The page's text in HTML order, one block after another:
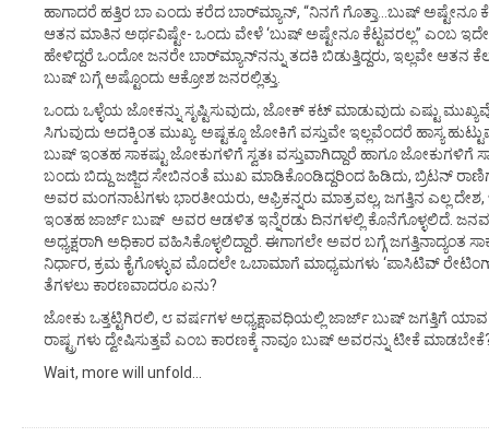
ಹಾಗಾದರೆ ಹತ್ತಿರ ಬಾ ಎಂದು ಕರೆದ ಬಾರ್‌ಮ್ಯಾನ್, “ನಿನಗೆ ಗೊತ್ತಾ…ಬುಷ್ ಅಷ್ಟೇನೂ
ಆತನ ಮಾತಿನ ಅರ್ಥವಿಷ್ಟೇ- ಒಂದು ವೇಳೆ ‘ಬುಷ್ ಅಷ್ಟೇನೂ ಕೆಟ್ಟವರಲ್ಲ” ಎಂಬ
ಹೇಳಿದ್ದರೆ ಒಂದೋ ಜನರೇ ಬಾರ್‌ಮ್ಯಾನ್‌ನನ್ನು ತದಕಿ ಬಿಡುತ್ತಿದ್ದರು, ಇಲ್ಲವೇ ಆತನ
ಬುಷ್ ಬಗ್ಗೆ ಅಷ್ಟೊಂದು ಆಕ್ರೋಶ ಜನರಲ್ಲಿತ್ತು.
ಒಂದು ಒಳ್ಳೆಯ ಜೋಕನ್ನು ಸೃಷ್ಟಿಸುವುದು, ಜೋಕ್ ಕಟ್ ಮಾಡುವುದು ಎಷ್ಟು
ಸಿಗುವುದು ಅದಕ್ಕಿಂತ ಮುಖ್ಯ. ಅಷ್ಟಕ್ಕೂ ಜೋಕಿಗೆ ವಸ್ತುವೇ ಇಲ್ಲವೆಂದರೆ ಹಾಸ್ಯ
ಬುಷ್ ಇಂತಹ ಸಾಕಷ್ಟು ಜೋಕುಗಳಿಗೆ ಸ್ವತಃ ವಸ್ತುವಾಗಿದ್ದಾರೆ ಹಾಗೂ ಜೋಕುಗಳಿಗೆ
ಬಂದು ಬಿದ್ದು ಜಜ್ಜಿದ ಸೇಬಿನಂತೆ ಮುಖ ಮಾಡಿಕೊಂಡಿದ್ದರಿಂದ ಹಿಡಿದು, ಬ್ರಿಟನ್ ರಾಣಿಗೆ
ಅವರ ಮಂಗನಾಟಗಳು ಭಾರತೀಯರು, ಆಫ್ರಿಕನ್ನರು ಮಾತ್ರವಲ್ಲ, ಜಗತ್ತಿನ ಎಲ್ಲ
ಇಂತಹ ಜಾರ್ಜ್ ಬುಷ್ ಅವರ ಆಡಳಿತ ಇನ್ನೆರಡು ದಿನಗಳಲ್ಲಿ ಕೊನೆಗೊಳ್ಳಲಿದೆ.
ಅಧ್ಯಕ್ಷರಾಗಿ ಅಧಿಕಾರ ವಹಿಸಿಕೊಳ್ಳಲಿದ್ದಾರೆ. ಈಗಾಗಲೇ ಅವರ ಬಗ್ಗೆ ಜಗತ್ತಿನಾದ್ಯಂತ
ನಿರ್ಧಾರ, ಕ್ರಮ ಕೈಗೊಳ್ಳುವ ಮೊದಲೇ ಒಬಾಮಾಗೆ ಮಾಧ್ಯಮಗಳು ‘ಪಾಸಿಟಿವ್
ತೆಗಳಲು ಕಾರಣವಾದರೂ ಏನು?
ಜೋಕು ಒತ್ತಟ್ಟಿಗಿರಲಿ, ೮ ವರ್ಷಗಳ ಅಧ್ಯಕ್ಷಾವಧಿಯಲ್ಲಿ ಜಾರ್ಜ್ ಬುಷ್ ಜಗತ್ತಿಗೆ
ರಾಷ್ಟ್ರಗಳು ದ್ವೇಷಿಸುತ್ತವೆ ಎಂಬ ಕಾರಣಕ್ಕೆ ನಾವೂ ಬುಷ್ ಅವರನ್ನು ಟೀಕೆ
Wait, more will unfold…